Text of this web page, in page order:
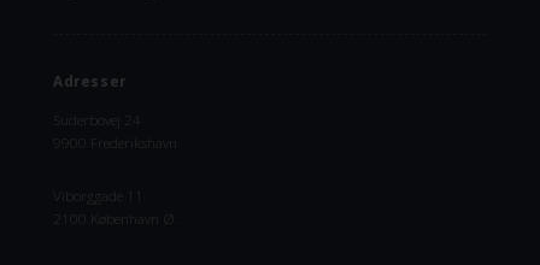
Adresser
Suderbovej 24
9900 Frederikshavn
Viborggade 11
2100 København Ø.